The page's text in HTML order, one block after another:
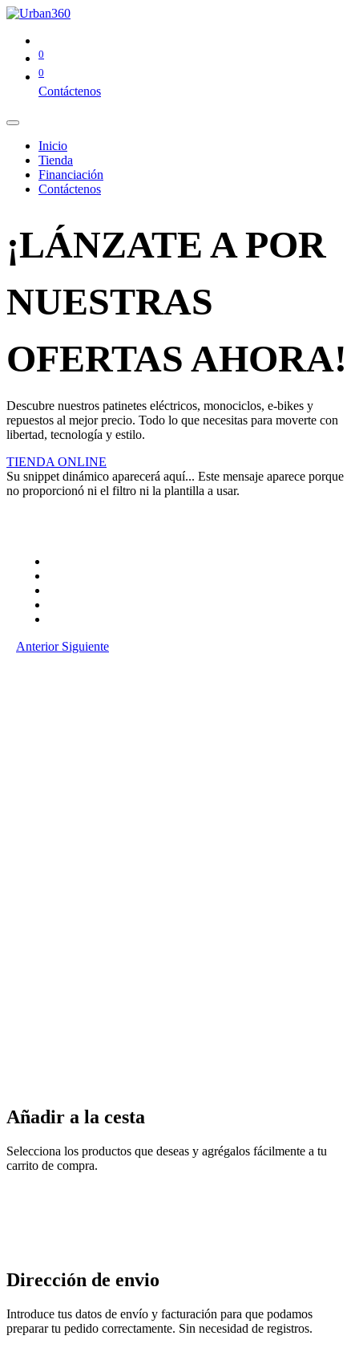
0
0
Contáctenos
Inicio
Tienda
Financiación
Contáctenos
¡LÁNZATE A POR
NUESTRAS
OFERTAS AHORA!
Descubre nuestros patinetes eléctricos, monociclos, e-bikes y
repuestos al mejor precio. Todo lo que necesitas para moverte con
libertad, tecnología y estilo.
TIENDA ONLINE
Su snippet dinámico aparecerá aquí... Este mensaje aparece porque
no proporcionó ni el filtro ni la plantilla a usar.
Anterior Siguiente
Añadir a la cesta
Selecciona los productos que deseas y agrégalos fácilmente a tu
carrito de compra.
Dirección de envio
Introduce tus datos de envío y facturación para que podamos
preparar tu pedido correctamente. Sin necesidad de registros.